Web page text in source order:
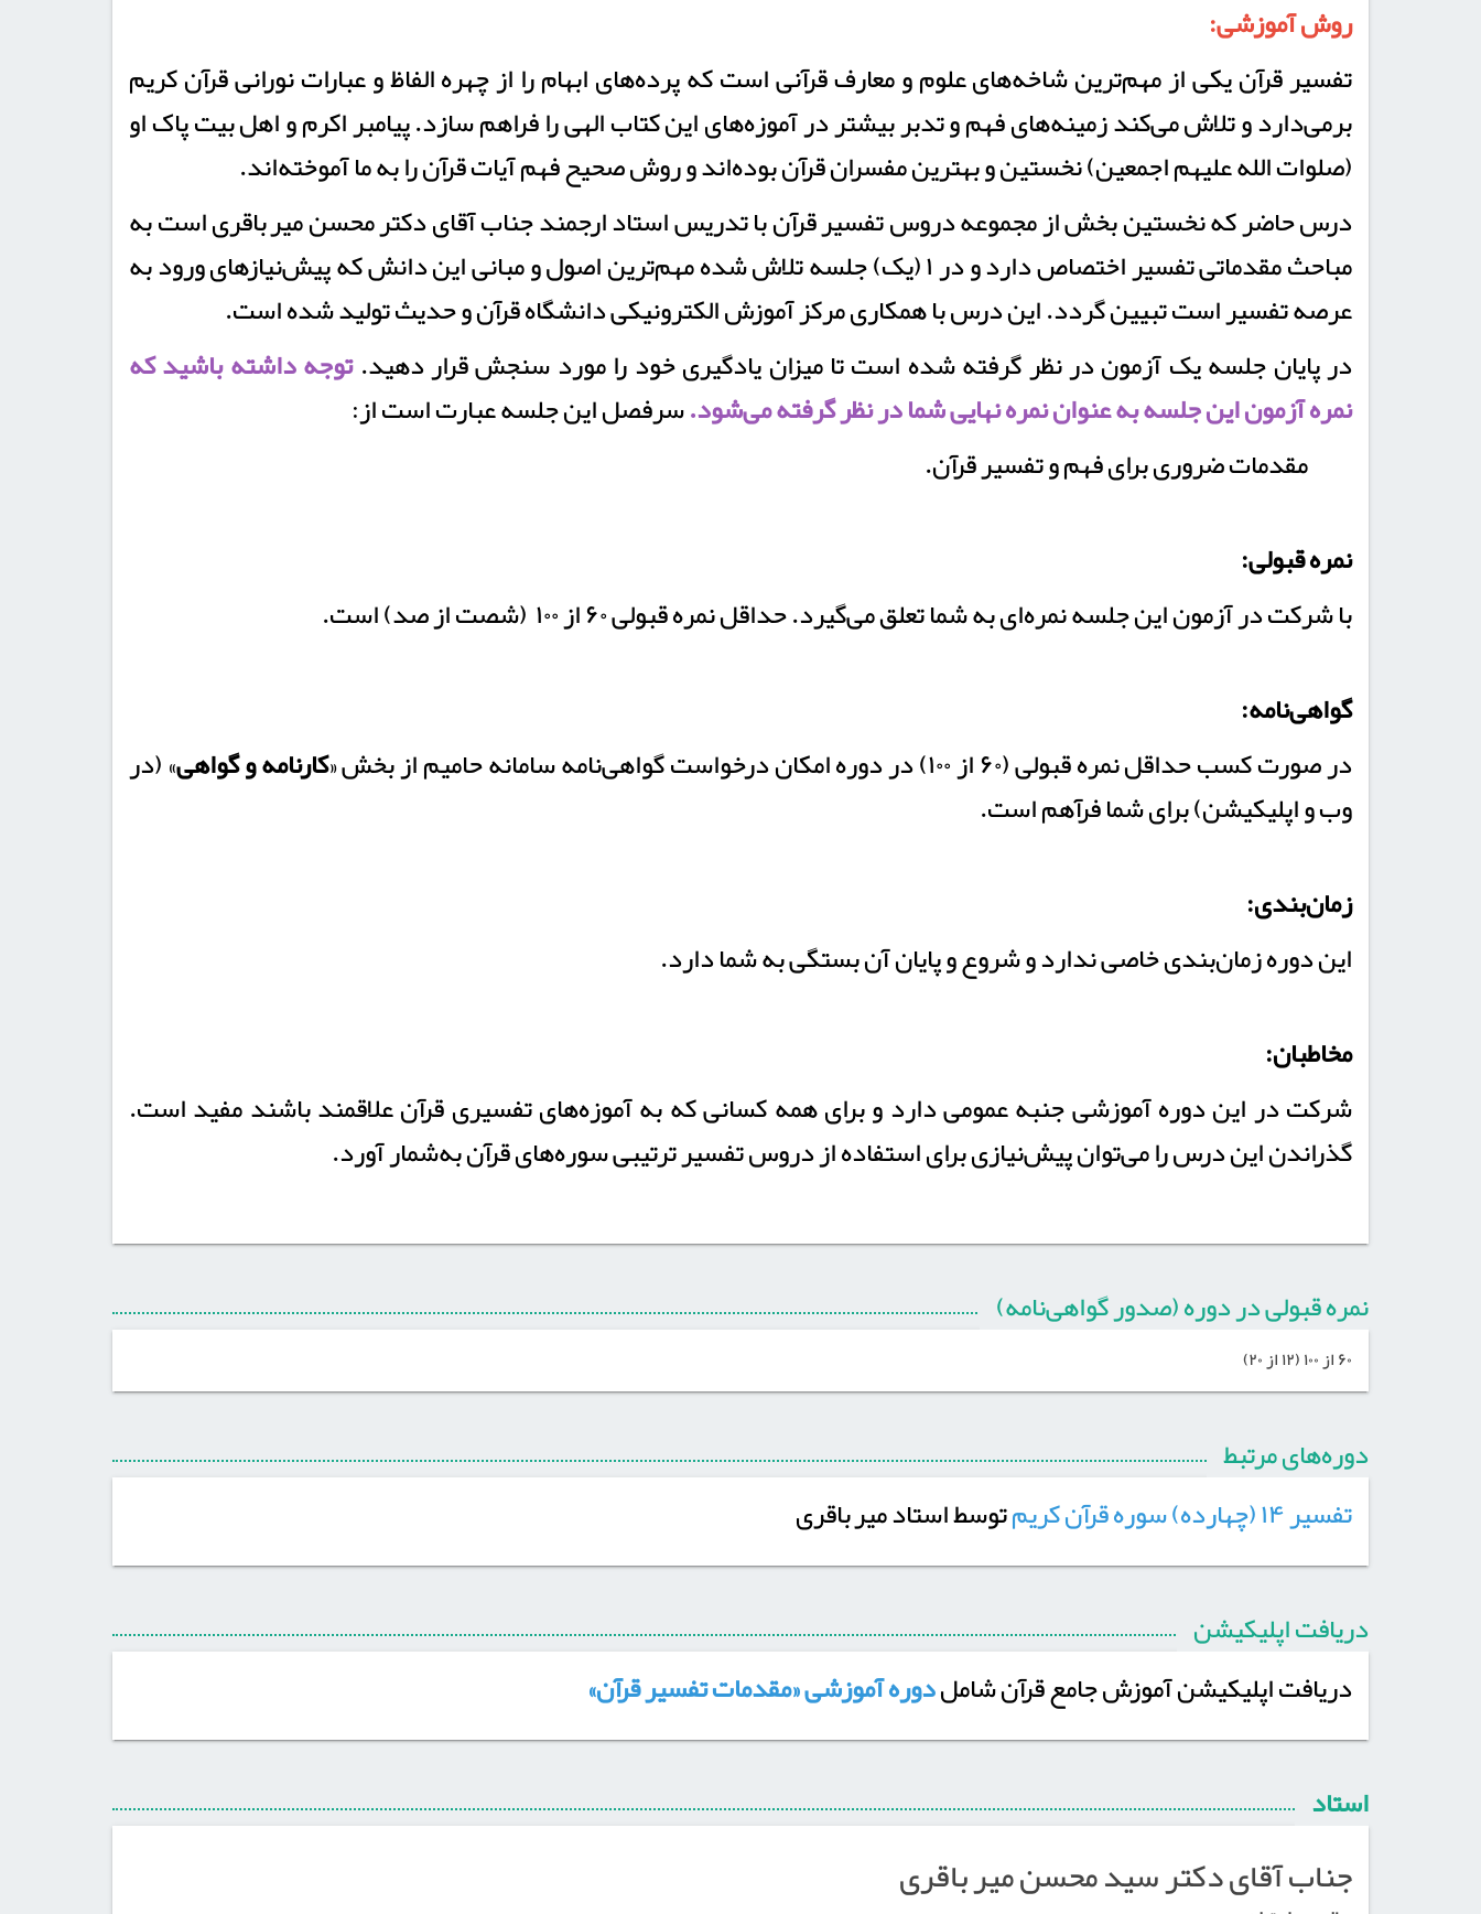
روش آموزشی:
تفسیر قرآن یکی از مهم‌ترین شاخه‌های علوم و معارف قرآنی است که پرده‌های ابهام را از چهره الفاظ و عبارات نورانی قرآن کریم
برمی‌دارد و تلاش می‌کند زمینه‌های فهم و تدبر بیشتر در آموزه‌های این کتاب الهی را فراهم سازد. پیامبر اکرم و اهل بیت پاک او
(صلوات الله علیهم اجمعین) نخستین و بهترین مفسران قرآن بوده‌اند و روش صحیح فهم آیات قرآن را به ما آموخته‌اند.
درس حاضر که نخستین بخش از مجموعه دروس تفسیر قرآن با تدریس استاد ارجمند جناب آقای دکتر محسن میرباقری است به
مباحث مقدماتی تفسیر اختصاص دارد و در ۱ (یک) جلسه تلاش شده مهم‌ترین اصول و مبانی این دانش که پیش‌نیازهای ورود به
عرصه تفسیر است تبیین گردد. این درس با همکاری مرکز آموزش الکترونیکی دانشگاه قرآن و حدیث تولید شده است.
در پایان جلسه یک آزمون در نظر گرفته شده است تا میزان یادگیری خود را مورد سنجش قرار دهید.توجه داشته باشید که
نمره آزمون این جلسه به عنوان نمره نهایی شما در نظر گرفته می‌شود.سرفصل این جلسه عبارت است از:
مقدمات ضروری برای فهم و تفسیر قرآن.
نمره قبولی:
با شرکت در آزمون این جلسه نمره‌ای به شما تعلق می‌گیرد. حداقل نمره قبولی ۶۰ از ۱۰۰ (شصت از صد) است.
گواهی‌نامه:
در صورت کسب حداقل نمره قبولی (۶۰ از ۱۰۰) در دوره امکان درخواست گواهی‌نامه سامانه حامیم از بخش «
کارنامه و گواهی» (در
وب و اپلیکیشن) برای شما فرآهم است.
زمان‌بندی:
این دوره زمان‌بندی خاصی ندارد و شروع و پایان آن بستگی به شما دارد.
مخاطبان:
شرکت در این دوره آموزشی جنبه عمومی دارد و برای همه کسانی که به آموزه‌های تفسیری قرآن علاقمند باشند مفید است.
گذراندن این درس را می‌توان پیش‌نیازی برای استفاده از دروس تفسیر ترتیبی سوره‌های قرآن به‌شمار آورد.
نمره قبولی در دوره (صدور گواهی‌نامه)
۶۰ از ۱۰۰ (۱۲ از ۲۰)
دوره‌های مرتبط
تفسیر ۱۴ (چهارده) سوره قرآن کریم
توسط استاد میرباقری
دریافت اپلیکیشن
دریافت اپلیکیشن آموزش جامع قرآن شاملدوره آموزشی «مقدمات تفسیر قرآن»
استاد
جناب آقای دکتر سید محسن میرباقری